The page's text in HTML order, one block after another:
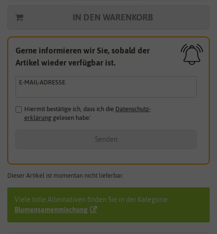
IN DEN WARENKORB
Gerne informieren wir Sie, sobald der
Artikel wieder verfügbar ist.
E-MAIL-ADRESSE
Hiermit bestätige ich, dass ich die Daten­schutz­
erklärunggelesen habe.*
Senden
Dieser Artikel ist momentan nicht lieferbar.
Viele tolle Alternativen finden Sie in der Kategorie:
Blumensamenmischung